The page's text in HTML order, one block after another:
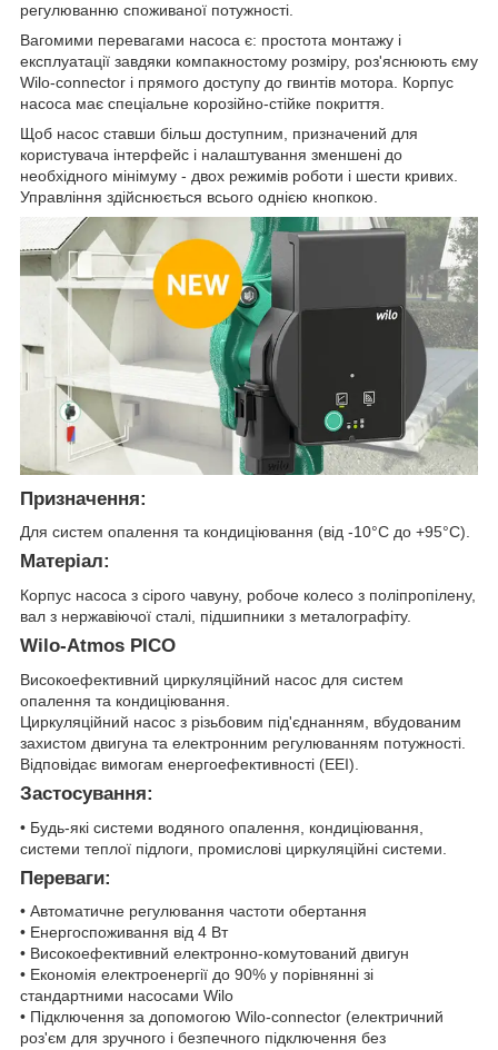
регулюванню споживаної потужності.
Вагомими перевагами насоса є: простота монтажу і
експлуатації завдяки компакностому розміру, роз'яснюють єму
Wilo-connector і прямого доступу до гвинтів мотора. Корпус
насоса має спеціальне корозійно-стійке покриття.
Щоб насос ставши більш доступним, призначений для
користувача інтерфейс і налаштування зменшені до
необхідного мінімуму - двох режимів роботи і шести кривих.
Управління здійснюється всього однією кнопкою.
Призначення:
Для систем опалення та кондиціювання (від -10°C до +95°C).
Матеріал:
Корпус насоса з сірого чавуну, робоче колесо з поліпропілену,
вал з нержавіючої сталі, підшипники з металографіту.
Wilo-Atmos PICO
Високоефективний циркуляційний насос для систем
опалення та кондиціювання.
Циркуляційний насос з різьбовим під'єднанням, вбудованим
захистом двигуна та електронним регулюванням потужності.
Відповідає вимогам енергоефективності (EEI).
Застосування:
• Будь-які системи водяного опалення, кондиціювання,
системи теплої підлоги, промислові циркуляційні системи.
Переваги:
• Автоматичне регулювання частоти обертання
• Енергоспоживання від 4 Вт
• Високоефективний електронно-комутований двигун
• Економія електроенергії до 90% у порівнянні зі
стандартними насосами Wilo
• Підключення за допомогою Wilo-connector (електричний
роз'єм для зручного і безпечного підключення без